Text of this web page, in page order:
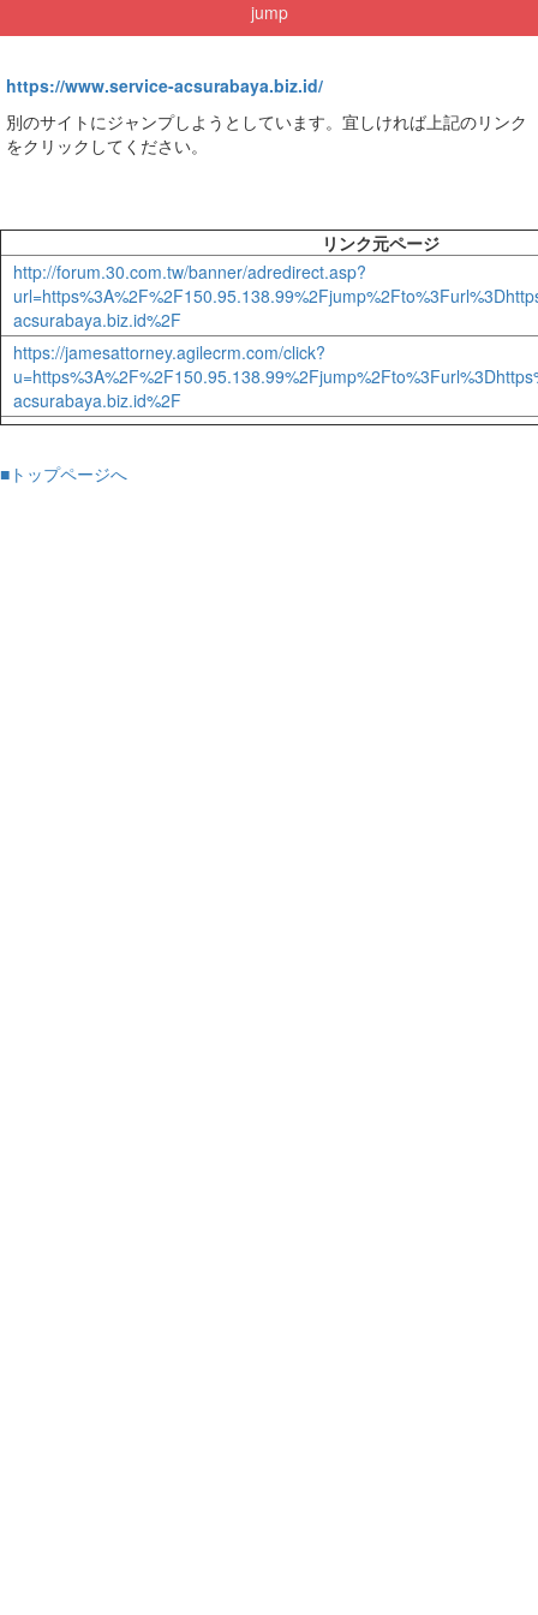
jump
https://www.service-acsurabaya.biz.id/
別のサイトにジャンプしようとしています。宜しければ上記のリンク
をクリックしてください。
リンク元ページ
http://forum.30.com.tw/banner/adredirect.asp?
acsurabaya.biz.id%2F
https://jamesattorney.agilecrm.com/click?
acsurabaya.biz.id%2F
■トップページへ